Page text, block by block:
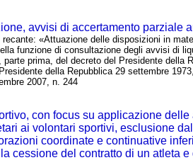
avvisi di accertamento parziale
«Attuazione delle disposizioni in
funzione di consultazione degli avvisi di
prima, del decreto del Presidente della
della Repubblica 29 settembre
2007, n. 244
con focus su applicazione
ai volontari sportivi, esclusione
coordinate e continuative
cessione del contratto di un atleta